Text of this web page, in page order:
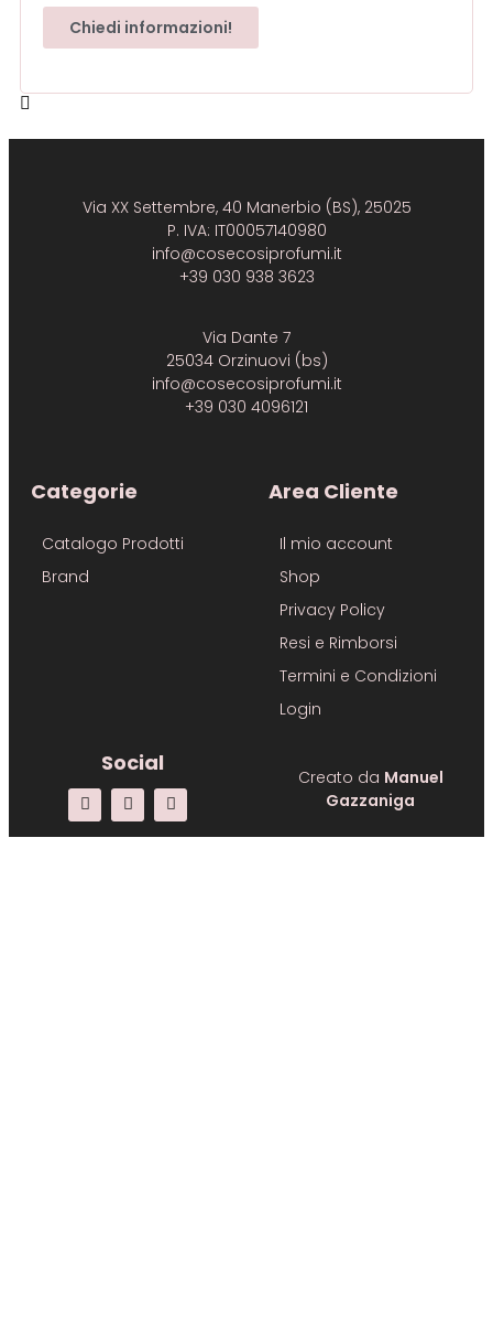
Chiedi informazioni!
Via XX Settembre, 40 Manerbio (BS), 25025
P. IVA: IT00057140980
info@cosecosiprofumi.it
+39 030 938 3623
Via Dante 7
25034 Orzinuovi (bs)
info@cosecosiprofumi.it
+39 030 4096121
Categorie
Catalogo Prodotti
Brand
Area Cliente
Il mio account
Shop
Privacy Policy
Resi e Rimborsi
Termini e Condizioni
Login
Social
Creato da Manuel
Gazzaniga